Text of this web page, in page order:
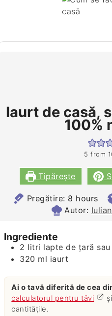
Iaurt de casă,
100%
5 from
Tipărește
Pregătire: 8 hours
hours
Autor:
Ingrediente
2 litri lapte de țară
320 ml iaurt
Ai o tavă diferită de cea
calculatorul pentru tăvi
cantitățile.